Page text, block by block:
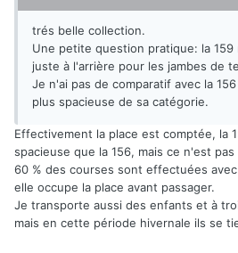
trés belle collection.
Une petite question pratique: la
juste à l'arrière pour les jambes de
Je n'ai pas de comparatif avec la
plus spacieuse de sa catégorie.
Effectivement la place est comptée, la
spacieuse que la 156, mais ce n'est
60 % des courses sont effectuées
elle occupe la place avant passager.
Je transporte aussi des enfants et à
mais en cette période hivernale ils se